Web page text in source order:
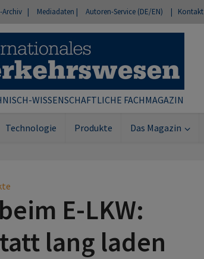
Archiv | Mediadaten | Autoren-Service (DE/EN) | Kontakt
WISSENSCHAFTLICHE FACHMAGAZIN
Technologie Produkte Das Magazin
E-LKW:
lang laden